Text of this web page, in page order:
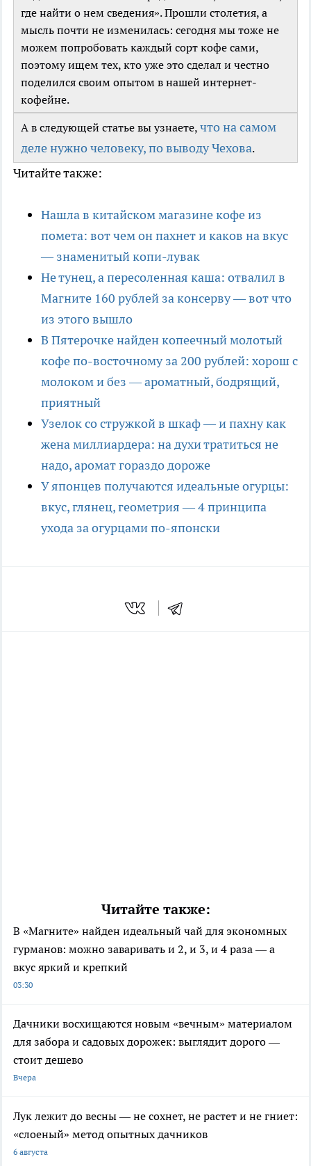
где найти о нем сведения». Прошли столетия, а
мысль почти не изменилась: сегодня мы тоже не
можем попробовать каждый сорт кофе сами,
поэтому ищем тех, кто уже это сделал и честно
поделился своим опытом в нашей интернет-
кофейне.
А в следующей статье вы узнаете, что на самом
деле нужно человеку, по выводу Чехова.
Читайте также:
Нашла в китайском магазине кофе из
помета: вот чем он пахнет и каков на вкус
— знаменитый копи-лувак
Не тунец, а пересоленная каша: отвалил в
Магните 160 рублей за консерву — вот что
из этого вышло
В Пятерочке найден копеечный молотый
кофе по-восточному за 200 рублей: хорош с
молоком и без — ароматный, бодрящий,
приятный
Узелок со стружкой в шкаф — и пахну как
жена миллиардера: на духи тратиться не
надо, аромат гораздо дороже
У японцев получаются идеальные огурцы:
вкус, глянец, геометрия — 4 принципа
ухода за огурцами по-японски
Читайте также:
В «Магните» найден идеальный чай для экономных
гурманов: можно заваривать и 2, и 3, и 4 раза — а
вкус яркий и крепкий
03:30
Дачники восхищаются новым «вечным» материалом
для забора и садовых дорожек: выглядит дорого —
стоит дешево
Вчера
Лук лежит до весны — не сохнет, не растет и не гниет:
«слоеный» метод опытных дачников
6 августа